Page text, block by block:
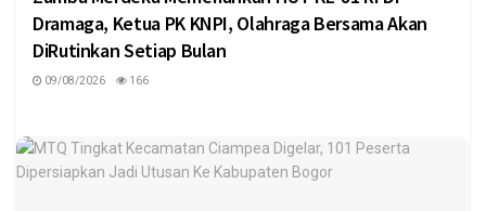
Dramaga, Ketua PK KNPI, Olahraga Bersama Akan
DiRutinkan Setiap Bulan
09/08/2026 166